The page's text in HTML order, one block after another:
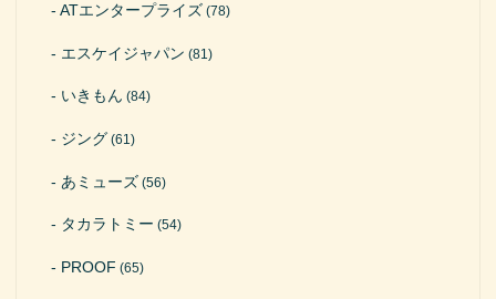
ATエンタープライズ (78)
エスケイジャパン (81)
いきもん (84)
ジング (61)
あミューズ(56)
タカラトミー (54)
PROOF (65)